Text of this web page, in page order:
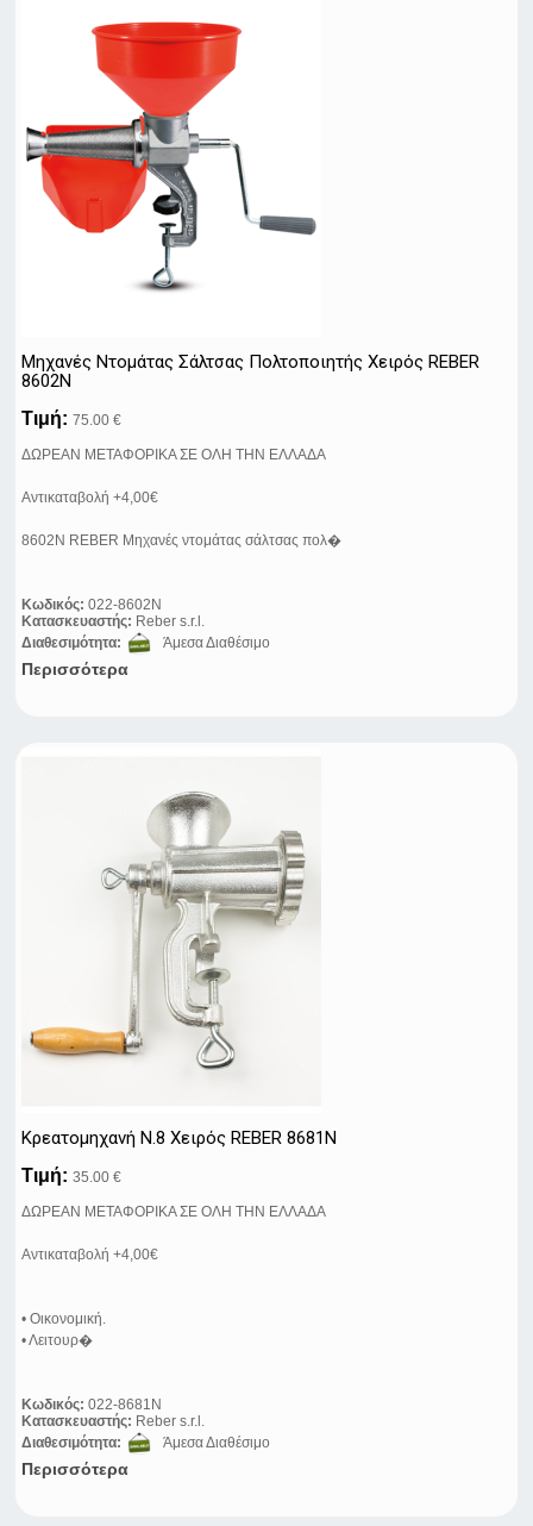
Μηχανές Ντομάτας Σάλτσας Πολτοποιητής Xειρός REBER
8602N
Τιμή: 75.00 €
ΔΩΡΕΑΝ ΜΕΤΑΦΟΡΙΚΑ ΣΕ ΟΛΗ ΤΗΝ ΕΛΛΑΔΑ
Αντικαταβολή +4,00€
8602N REBER Μηχανές ντομάτας σάλτσας πολ�
Κωδικός: 022-8602N
Κατασκευαστής: Reber s.r.l.
Διαθεσιμότητα:
Άμεσα Διαθέσιμο
Περισσότερα
Κρεατομηχανή N.8 Χειρός REBER 8681Ν
Τιμή: 35.00 €
ΔΩΡΕΑΝ ΜΕΤΑΦΟΡΙΚΑ ΣΕ ΟΛΗ ΤΗΝ ΕΛΛΑΔΑ
Αντικαταβολή +4,00€
• Οικονομική.
• Λειτουρ�
Κωδικός: 022-8681N
Κατασκευαστής: Reber s.r.l.
Διαθεσιμότητα:
Άμεσα Διαθέσιμο
Περισσότερα